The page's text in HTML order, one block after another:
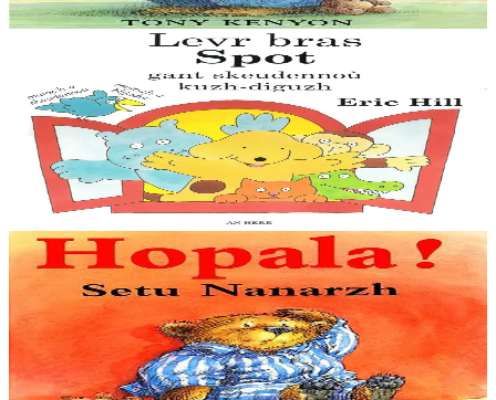
Er stok9,00 €
3 bloaz hag ouzhpenn
Levr bras Spot
Livioù, niveroù, stummoù, gerioù enebet, mouezh al loened, hag un
istor brav. Lakait ho pugale da zizoleiñ meizadoù diazez gant Spot
hag e vignoned, en un doare plijus-kenañ....
2 vloaz hag ouzhpenn
An Here
Hopala ! Setu Nanarzh
Nanarzh ne zeu ket ar c'housked dezhañ. Treiñ ha distreiñ a ra ken
ma kouezh eus e wele... Badadaou ! Hag eñ d'e wele en-dro, da
zont er-maez adarre da vont...